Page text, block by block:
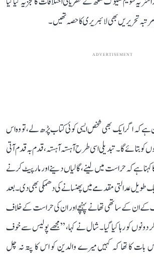
تحریریں بھی لائبریری کا حصہ تھیں۔
ADVERTISEMENT
ہے کہ اگر ایک بھی شخص ایسی کوئی کتاب پڑھ لے، تو وہ اس
بتائے گا۔ تبدیلی اسی طرح آہستہ آہستہ، قدم بہ قدم آتی
کہنا ہے کہ حراست میں لینے، گالیاں دینے اور مارپیٹ کرنے
طویل عدالتی مقدمے میں پھنسانے کی دھمکی بھی دی۔ بعد
ان کے ساتھی تھانے پہنچے اور ان کی حراست کے خلاف
دونوں کو رہا کیا گیا۔ شال نے کہا، ’’مجھے پولیس سے خوف
بات کا تھا کہ کہیں میرے والدین کو اس کا پتہ نہ چل